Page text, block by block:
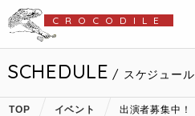
CROCODILE
SCHEDULE / スケジュール
TOP イベント 出演者募集中！